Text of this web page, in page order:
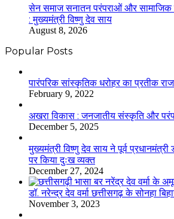
सेन समाज सनातन परंपराओं और
: मुख्यमंत्री विष्णु देव साय
August 8, 2026
Popular Posts
​​​​​​​पारंपरिक सांस्कृतिक धरोहर का प्रतीक
February 9, 2022
अखरा विकास : जनजातीय संस्कृति और
December 5, 2025
मुख्यमंत्री विष्णु देव साय ने पूर्व
पर किया दुःख व्यक्त
December 27, 2024
डॉ. नरेन्द्र देव वर्मा छत्तीसगढ़ के सोनहा
November 3, 2023